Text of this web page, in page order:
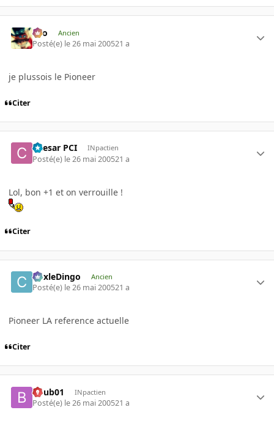
eYo Ancien
Posté(e) le 26 mai 200521 a
je plussois le Pioneer
Citer
Caesar PCI INpactien
Posté(e) le 26 mai 200521 a
Lol, bon +1 et on verrouille !
Citer
CoxleDingo Ancien
Posté(e) le 26 mai 200521 a
Pioneer LA reference actuelle
Citer
boub01 INpactien
Posté(e) le 26 mai 200521 a